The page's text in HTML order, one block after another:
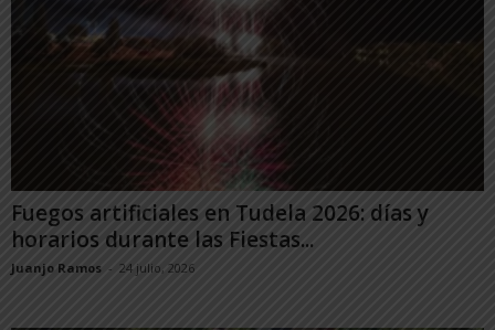
Fuegos artificiales en Tudela 2026: días y
horarios durante las Fiestas...
Juanjo Ramos - 24 julio, 2026